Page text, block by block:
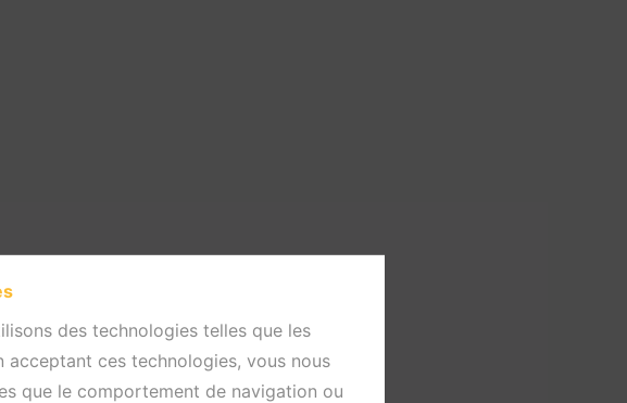
des technologies telles que les
ces technologies, vous nous
que le comportement de navigation ou